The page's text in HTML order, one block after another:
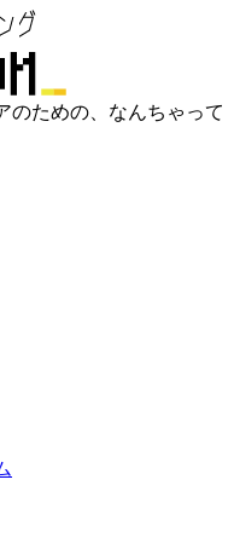
のための、なんちゃって